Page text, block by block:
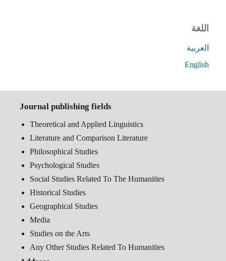
اللغة
العربية
English
Journal publishing fields
Theoretical and Applied Linguistics
Literature and Comparison Literature
Philosophical Studies
Psychological Studies
Social Studies Related To The Humanities
Historical Studies
Geographical Studies
Media
Studies on the Arts
Any Other Studies Related To Humanities